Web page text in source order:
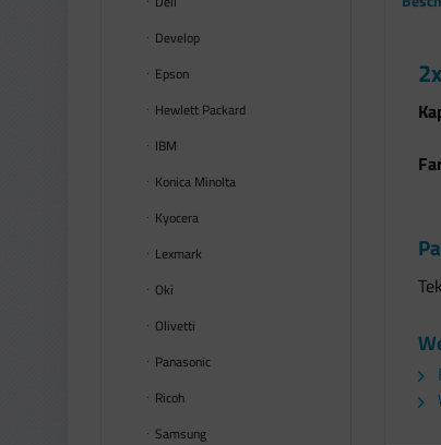
Develop
Epson
Hewlett Packard
IBM
Konica Minolta
Kyocera
Lexmark
Oki
Olivetti
Panasonic
Ricoh
Samsung